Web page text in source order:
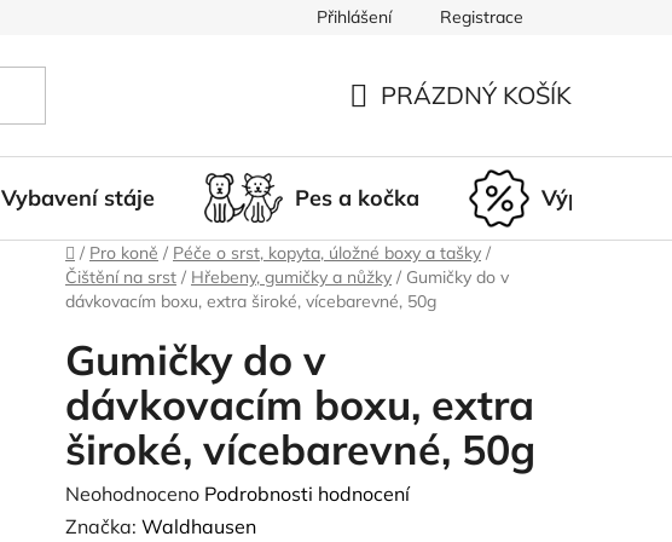
Doprava a platba Nepřevzetí zásilky
Přihlášení Registrace
KOŠÍK
PRÁZDNÝ KOŠÍK
Vybavení stáje Pes a kočka Výprodej
Domů
/ Pro koně / Péče o srst, kopyta, úložné boxy a tašky /
Čištění na srst / Hřebeny, gumičky a nůžky / Gumičky do v
dávkovacím boxu, extra široké, vícebarevné, 50g
Gumičky do v
dávkovacím boxu, extra
široké, vícebarevné, 50g
Průměrné
hodnocení
Neohodnoceno Podrobnosti hodnocení
Značka: Waldhausen